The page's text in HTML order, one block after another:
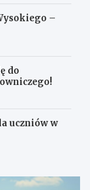
–
do
uczniów w